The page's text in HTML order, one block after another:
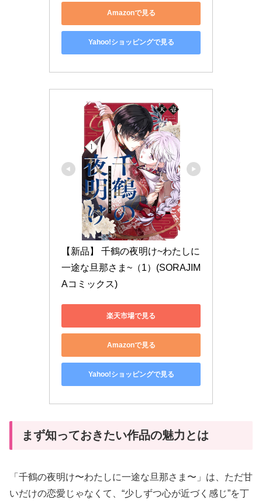
Amazonで見る
Yahoo!ショッピングで見る
【新品】 千鶴の夜明け~わたしに
一途な旦那さま~（1）(SORAJIM
Aコミックス)
楽天市場で見る
Amazonで見る
Yahoo!ショッピングで見る
まず知っておきたい作品の魅力とは
「千鶴の夜明け〜わたしに一途な旦那さま〜」は、ただ甘
いだけの恋愛じゃなくて、“少しずつ心が近づく感じ”を丁